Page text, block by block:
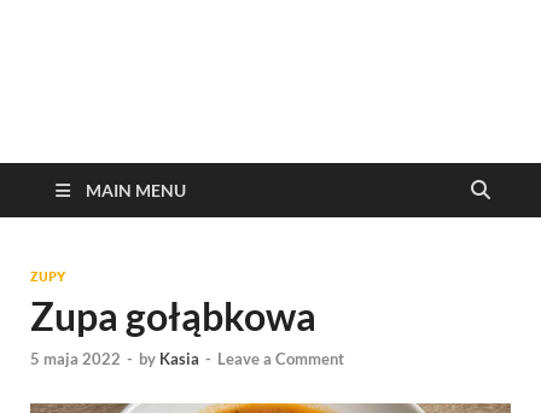
MAIN MENU
ZUPY
Zupa gołąbkowa
5 maja 2022 - by Kasia - Leave a Comment